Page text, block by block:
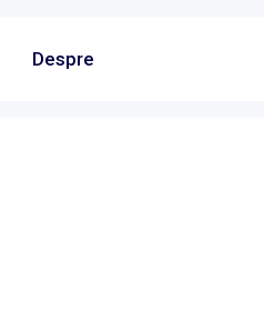
Despre